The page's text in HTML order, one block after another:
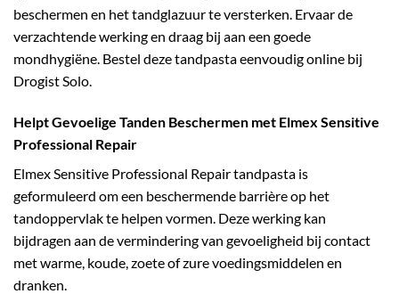
beschermen en het tandglazuur te versterken. Ervaar de
verzachtende werking en draag bij aan een goede
mondhygiëne. Bestel deze tandpasta eenvoudig online bij
Drogist Solo.
Helpt Gevoelige Tanden Beschermen met Elmex Sensitive
Professional Repair
Elmex Sensitive Professional Repair tandpasta is
geformuleerd om een beschermende barrière op het
tandoppervlak te helpen vormen. Deze werking kan
bijdragen aan de vermindering van gevoeligheid bij contact
met warme, koude, zoete of zure voedingsmiddelen en
dranken.